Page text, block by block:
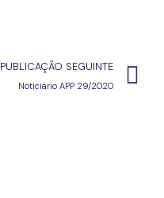
PUBLICAÇÃO SEGUINTE
Noticiário APP 29/2020